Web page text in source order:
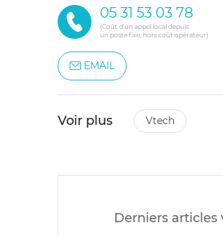
05 31 53 03 78
(Coût d'un appel local depuis
un poste fixe, hors coût opérateur)
EMAIL
Voir plus vtech
Derniers articles